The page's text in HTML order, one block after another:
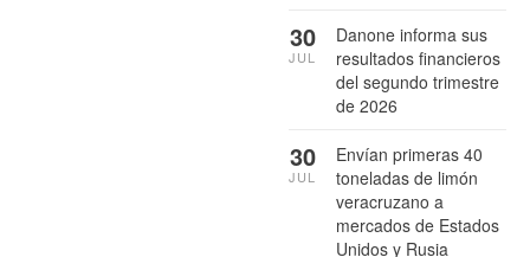
Danone informa sus
resultados financieros
del segundo trimestre
de 2026
30
JUL
Envían primeras 40
toneladas de limón
veracruzano a
mercados de Estados
Unidos y Rusia
30
JUL